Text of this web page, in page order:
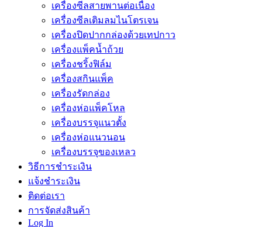
เครื่องซีลสายพานต่อเนื่อง
เครื่องซีลเติมลมไนโตรเจน
เครื่องปิดปากกล่องด้วยเทปกาว
เครื่องแพ็คน้ำถ้วย
เครื่องชริ้งฟิล์ม
เครื่องสกินแพ็ค
เครื่องรัดกล่อง
เครื่องห่อแพ็คโหล
เครื่องบรรจุแนวตั้ง
เครื่องห่อแนวนอน
เครื่องบรรจุของเหลว
วิธีการชำระเงิน
แจ้งชำระเงิน
ติดต่อเรา
การจัดส่งสินค้า
Log In